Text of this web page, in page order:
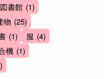
図書館 (1)
物 (25)
(1) 服 (4)
機 (1)